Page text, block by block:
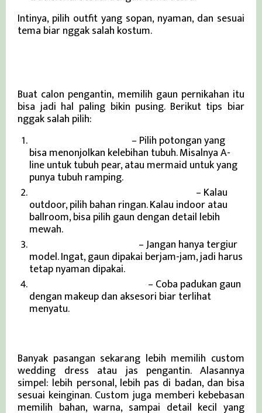
Intinya, pilih outfit yang sopan, nyaman, dan sesuai
tema biar nggak salah kostum.
Buat calon pengantin, memilih gaun pernikahan itu
bisa jadi hal paling bikin pusing. Berikut tips biar
nggak salah pilih:
– Pilih potongan yang
bisa menonjolkan kelebihan tubuh. Misalnya A-
line untuk tubuh pear, atau mermaid untuk yang
punya tubuh ramping.
– Kalau
outdoor, pilih bahan ringan. Kalau indoor atau
ballroom, bisa pilih gaun dengan detail lebih
mewah.
– Jangan hanya tergiur
model. Ingat, gaun dipakai berjam-jam, jadi harus
tetap nyaman dipakai.
– Coba padukan gaun
dengan makeup dan aksesori biar terlihat
menyatu.
Banyak pasangan sekarang lebih memilih custom
wedding dress atau jas pengantin. Alasannya
simpel: lebih personal, lebih pas di badan, dan bisa
sesuai keinginan. Custom juga memberi kebebasan
memilih bahan, warna, sampai detail kecil yang